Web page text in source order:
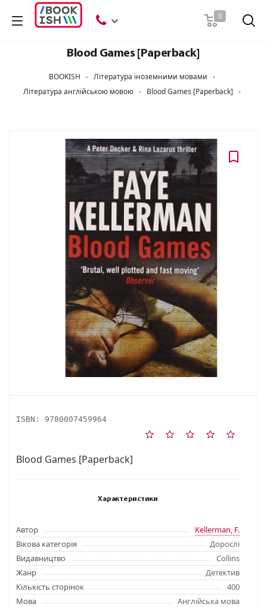
0
Blood Games [Paperback]
BOOKISH - Література іноземними мовами -
Література англійською мовою - Blood Games [Paperback] -
ISBN: 9780007459964
Blood Games [Paperback]
Характеристики
Автор
Kellerman, F.
Вікова категорія
Дорослі
Видавництво
Collins
Жанр
Детектив
Кількість сторінок
400
Мова
Англійська мова